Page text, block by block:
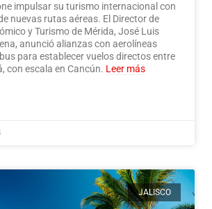
impulsar su turismo internacional con
nuevas rutas aéreas. El Director de
y Turismo de Mérida, José Luis
anunció alianzas con aerolíneas
para establecer vuelos directos entre
con escala en Cancún. Leer más
JALISCO